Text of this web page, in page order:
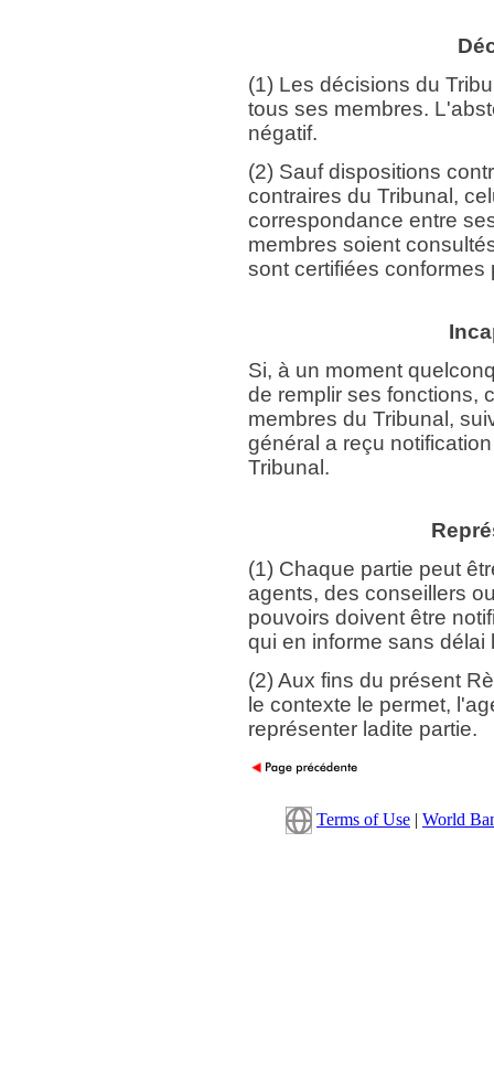
(1) Les décisions du
tous ses membres.
négatif.
(2) Sauf dispositions
contraires du Tribunal,
correspondance entre
membres soient
sont certifiées conformes
Si, à un moment
de remplir ses fonctions,
membres du Tribunal,
général a reçu
Tribunal.
(1) Chaque partie peut
agents, des conseillers
pouvoirs doivent être
qui en informe sans délai
(2) Aux fins du présent
le contexte le permet,
représenter ladite partie.